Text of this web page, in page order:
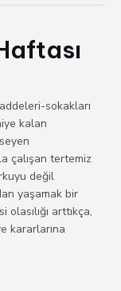
sokakları
kalan
çalışan tertemiz
değil
yaşamak bir
arttıkça,
kararlarına